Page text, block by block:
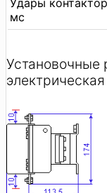
Удары
мс
Установочные